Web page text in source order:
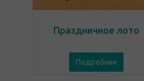
Праздничное лото
Подробнее